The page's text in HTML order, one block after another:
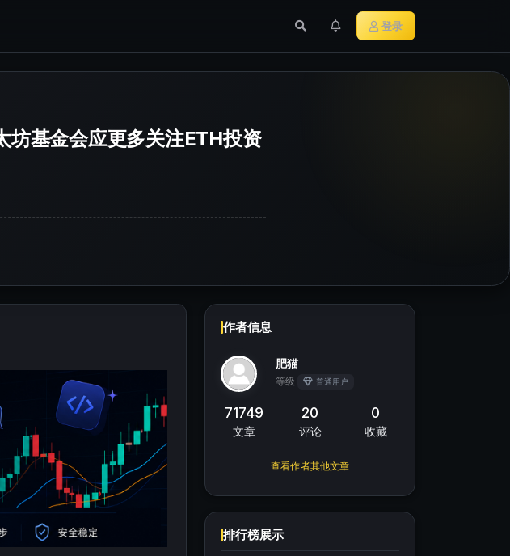
登录
基金会应更多关注ETH投资
作者信息
肥猫
等级 普通用户
71749
文章
20
评论
0
收藏
查看作者其他文章
排行榜展示